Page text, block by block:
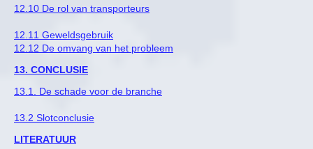
12.10 De rol van transporteurs
12.11 Geweldsgebruik
12.12 De omvang van het probleem
13. CONCLUSIE
13.1. De schade voor de branche
13.2 Slotconclusie
LITERATUUR